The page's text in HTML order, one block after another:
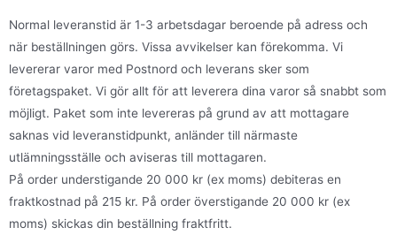
Normal leveranstid är 1-3 arbetsdagar beroende på adress och
när beställningen görs. Vissa avvikelser kan förekomma. Vi
levererar varor med Postnord och leverans sker som
företagspaket. Vi gör allt för att leverera dina varor så snabbt som
möjligt. Paket som inte levereras på grund av att mottagare
saknas vid leveranstidpunkt, anländer till närmaste
utlämningsställe och aviseras till mottagaren.
På order understigande 20 000 kr (ex moms) debiteras en
fraktkostnad på 215 kr. På order överstigande 20 000 kr (ex
moms) skickas din beställning fraktfritt.